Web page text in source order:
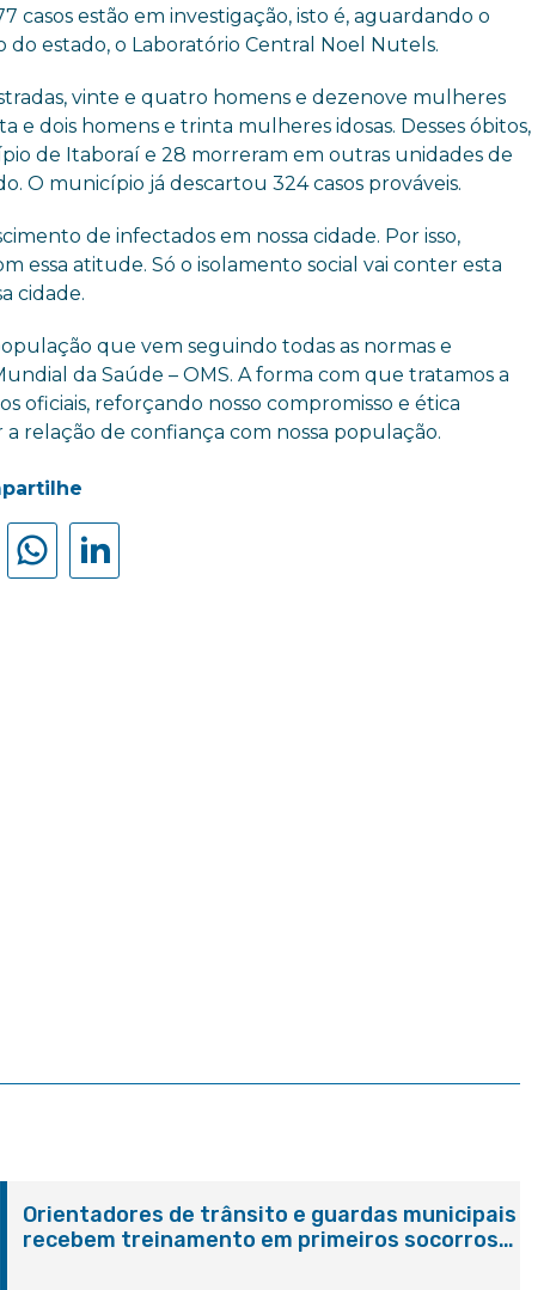
casos estão em investigação, isto é, aguardando o
estado, o Laboratório Central Noel Nutels.
vinte e quatro homens e dezenove mulheres
e dois homens e trinta mulheres idosas. Desses óbitos,
de Itaboraí e 28 morreram em outras unidades de
O município já descartou 324 casos prováveis.
de infectados em nossa cidade. Por isso,
essa atitude. Só o isolamento social vai conter esta
cidade.
que vem seguindo todas as normas e
da Saúde – OMS. A forma com que tratamos a
oficiais, reforçando nosso compromisso e ética
relação de confiança com nossa população.
Orientadores de trânsito e guardas municipais
recebem treinamento em primeiros socorros